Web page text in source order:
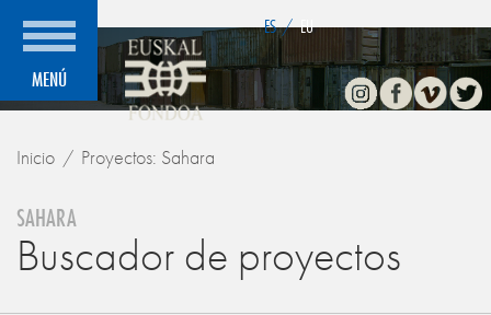
MENÚ
ES / EU
InstagramFacebook
Vimeo
Inicio Proyectos: Sahara
SAHARA
Buscador de proyectos